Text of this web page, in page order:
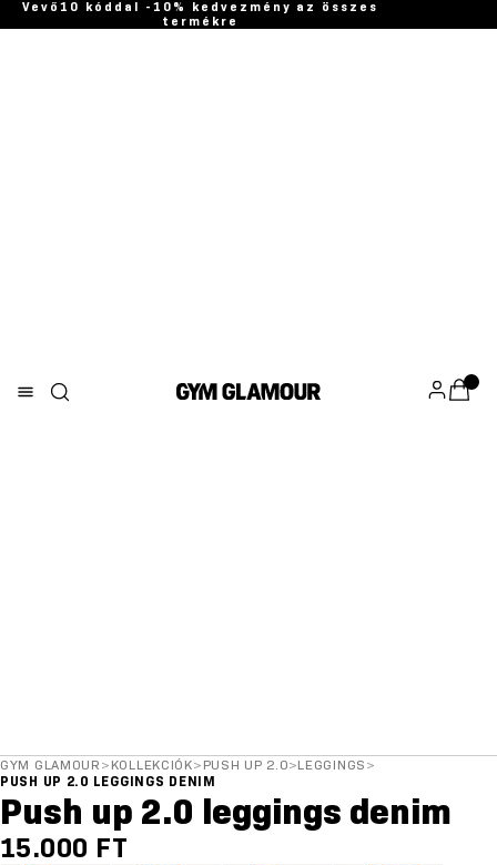
Vevő10 kóddal -10% kedvezmény az összes
termékre
GYM GLAMOUR > KOLLEKCIÓK> PUSH UP 2.0>LEGGINGS >
PUSH UP 2.0 LEGGINGS DENIM
Push up 2.0 leggings denim
15.000 FT